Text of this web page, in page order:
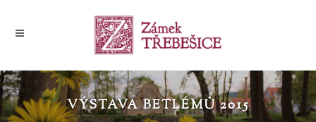
VÝSTAVA BETLÉMŮ 2015